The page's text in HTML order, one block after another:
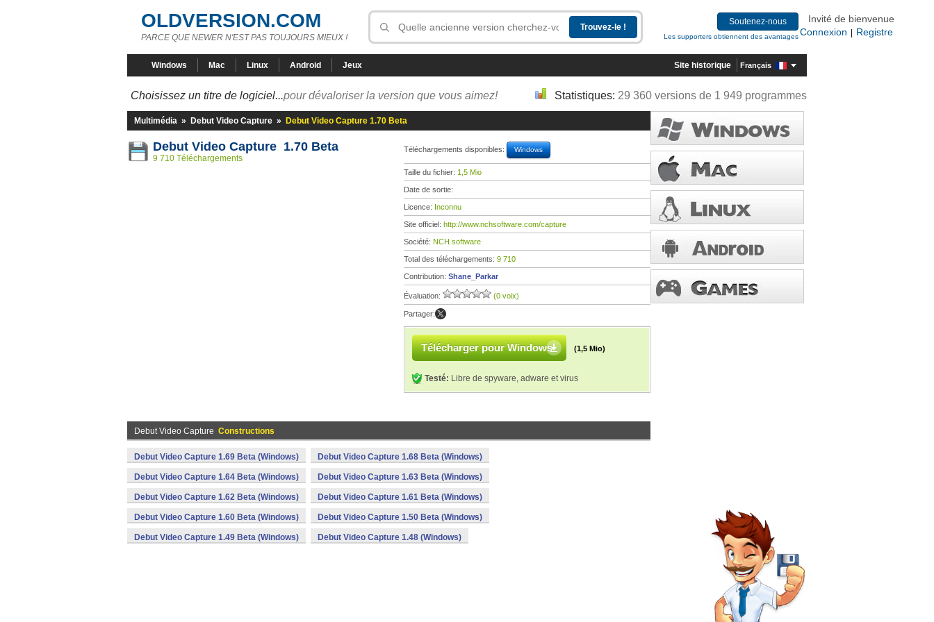
OLDVERSION.COM
PARCE QUE NEWER N'EST PAS TOUJOURS MIEUX !
Soutenez-nous
Les supporters obtiennent des avantages
Invité de bienvenue
Connexion
Registre
Windows Mac Linux Android Jeux Site historique Français
Choisissez un titre de logiciel...pour dévaloriser la version que vous aimez! Statistiques: 29 360 versions de 1 949 programmes
Multimédia » Debut Video Capture » Debut Video Capture 1.70 Beta
Debut Video Capture 1.70 Beta
9 710 Téléchargements
Téléchargements disponibles: Windows
Taille du fichier: 1,5 Mio
Date de sortie:
Licence: Inconnu
Site officiel: http://www.nchsoftware.com/capture
Société: NCH software
Total des téléchargements: 9 710
Contribution: Shane_Parkar
Évaluation: (0 voix)
Partager:
Télécharger pour Windows (1,5 Mio)
Testé: Libre de spyware, adware et virus
Debut Video Capture Constructions
Debut Video Capture 1.69 Beta (Windows) Debut Video Capture 1.68 Beta (Windows)
Debut Video Capture 1.64 Beta (Windows) Debut Video Capture 1.63 Beta (Windows)
Debut Video Capture 1.62 Beta (Windows) Debut Video Capture 1.61 Beta (Windows)
Debut Video Capture 1.60 Beta (Windows) Debut Video Capture 1.50 Beta (Windows)
Debut Video Capture 1.49 Beta (Windows) Debut Video Capture 1.48 (Windows)